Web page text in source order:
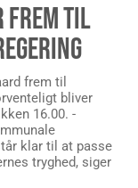
FREM TIL
frem til
bliver
16.00. -
klar til at passe
tryghed, siger